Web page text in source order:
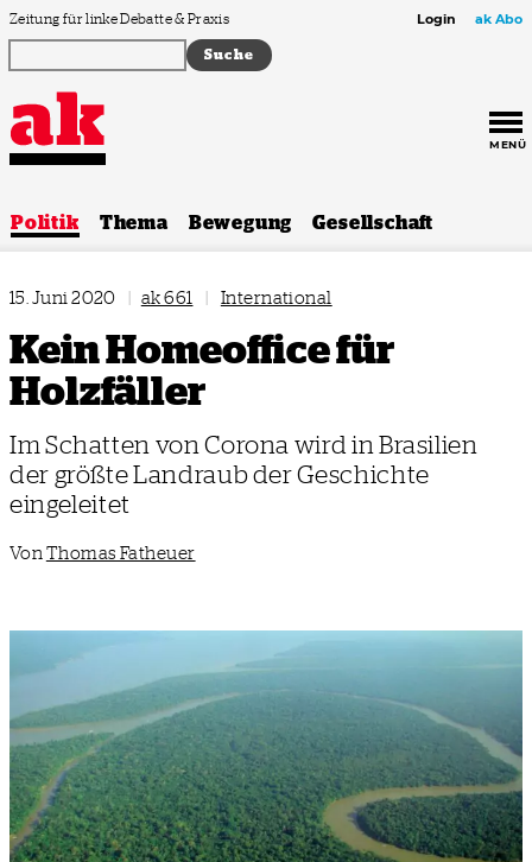
Zum Inhalt springen
Zeitung für linke Debatte & Praxis Login ak Abo
MENÜ
Politik Thema Bewegung Gesellschaft
15. Juni 2020 | ak 661 | International
Kein Homeoffice für
Holzfäller
Im Schatten von Corona wird in Brasilien
der größte Landraub der Geschichte
eingeleitet
Von Thomas Fatheuer